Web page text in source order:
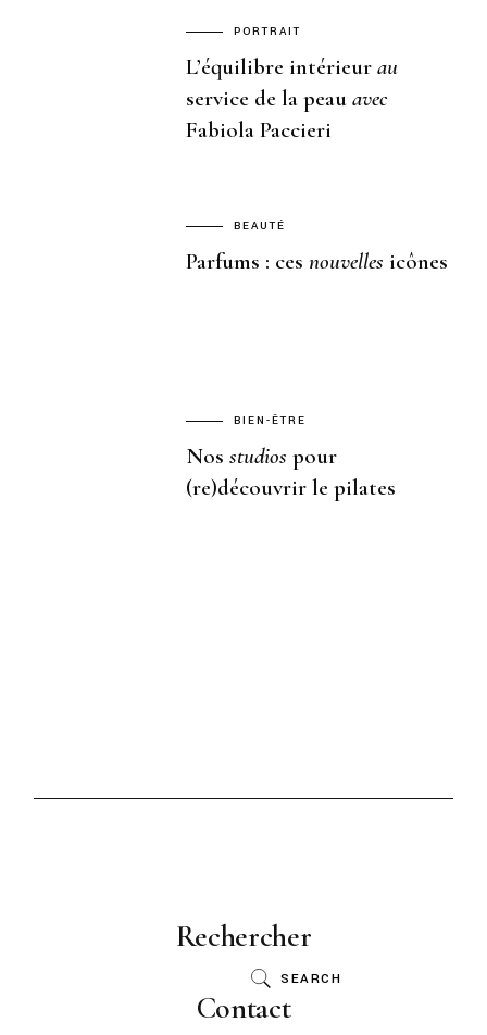
PORTRAIT
L’équilibre intérieurau
service de la peauavec
Fabiola Paccieri
BEAUTÉ
Parfums : cesnouvelles icônes
BIEN-ÊTRE
Nosstudios pour
(re)découvrir le pilates
Rechercher
SEARCH
Contact